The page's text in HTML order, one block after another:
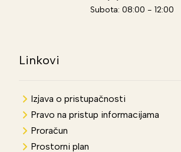
Subota: 08:00 - 12:00
Linkovi
Izjava o pristupačnosti
Pravo na pristup informacijama
Proračun
Prostorni plan